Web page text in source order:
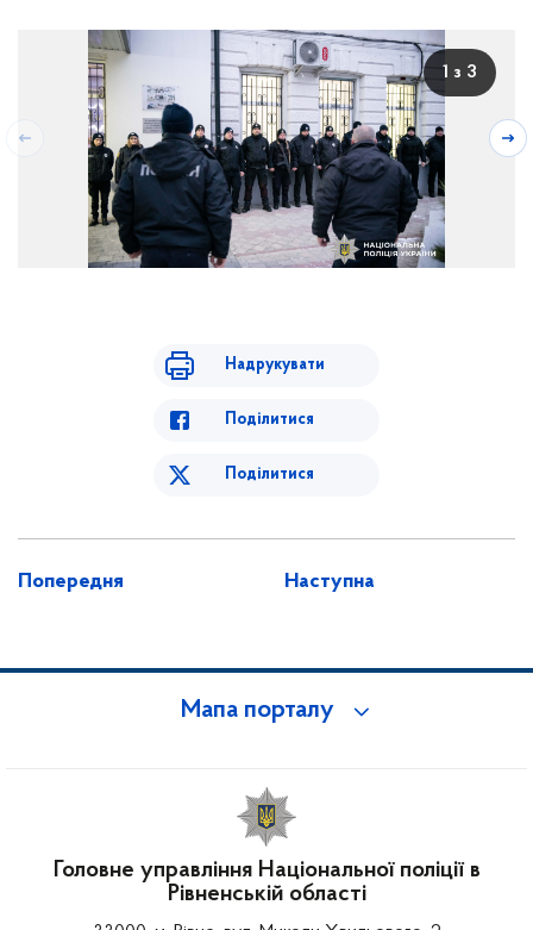
1 з 3
Надрукувати
Поділитися
Поділитися
Попередня Наступна
Мапа порталу
Головне управління Національної поліції в
Рівненській області